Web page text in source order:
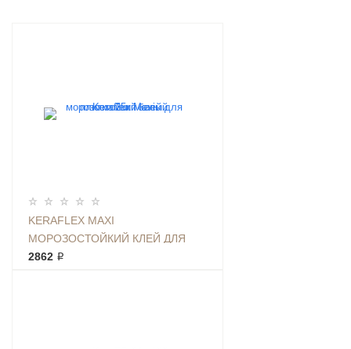
KERAFLEX MAXI
МОРОЗОСТОЙКИЙ КЛЕЙ ДЛЯ
ПЛИТКИ 25КГ БЕЛЫЙ
2862 ₽